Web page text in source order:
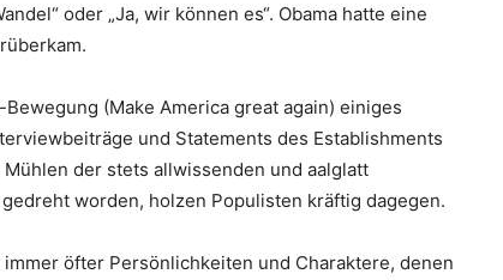
oder „Ja, wir können es“. Obama hatte eine
(Make America great again) einiges
und Statements des Establishments
der stets allwissenden und aal­glatt
worden, holzen Populisten kräftig dagegen.
öfter Persönlichkeiten und Charaktere, denen